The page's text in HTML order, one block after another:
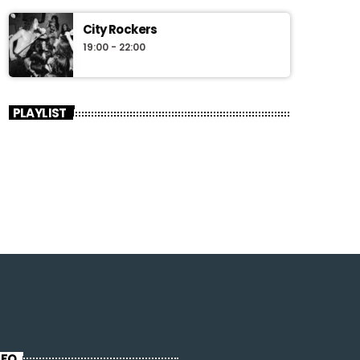
City Rockers
19:00 - 22:00
PLAYLIST